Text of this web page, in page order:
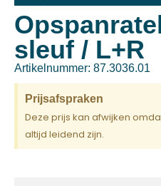
sleuf / L+R
Artikelnummer: 87.3036.01
Prijsafspraken
Deze prijs kan afwijken
altijd leidend zijn.